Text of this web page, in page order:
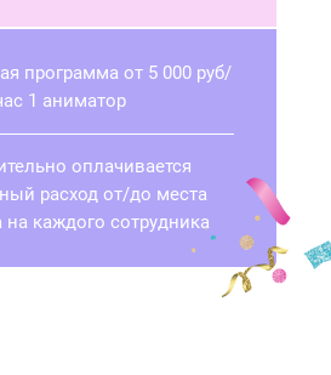
программа от 5 000 руб/
1 аниматор
оплачивается
расход от/до места
на каждого сотрудника